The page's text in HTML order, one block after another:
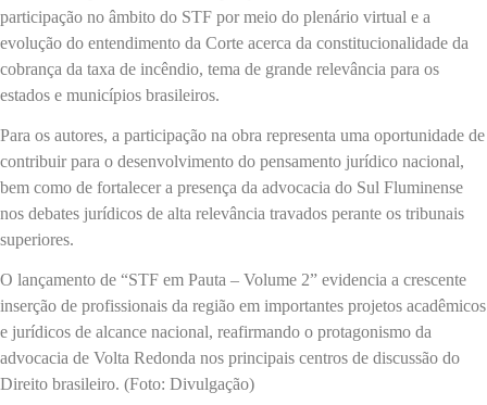
participação no âmbito do STF por meio do plenário virtual e a
evolução do entendimento da Corte acerca da constitucionalidade da
cobrança da taxa de incêndio, tema de grande relevância para os
estados e municípios brasileiros.
Para os autores, a participação na obra representa uma oportunidade de
contribuir para o desenvolvimento do pensamento jurídico nacional,
bem como de fortalecer a presença da advocacia do Sul Fluminense
nos debates jurídicos de alta relevância travados perante os tribunais
superiores.
O lançamento de “STF em Pauta – Volume 2” evidencia a crescente
inserção de profissionais da região em importantes projetos acadêmicos
e jurídicos de alcance nacional, reafirmando o protagonismo da
advocacia de Volta Redonda nos principais centros de discussão do
Direito brasileiro. (Foto: Divulgação)